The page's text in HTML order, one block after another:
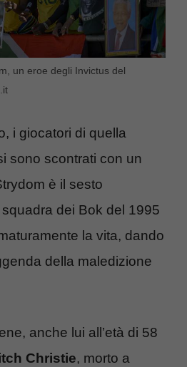
un eroe degli Invictus del
i giocatori di quella
sono scontrati con un
è il sesto
dei Bok del 1995
la vita, dando
della maledizione
anche lui all’età di 58
Christie, morto a